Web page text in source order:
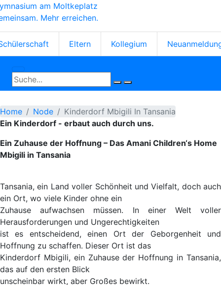
Skip
to
main
content
am Moltkeplatz
Mehr erreichen.
Eltern Kollegium
Home Node
Kinderdorf Mbigili In Tansania
Ein Kinderdorf - erbaut auch durch uns.
Ein Zuhause der Hoffnung – Das Amani Children‘s Home
Mbigili in Tansania
Tansania, ein Land voller Schönheit und Vielfalt, doch auch
ein Ort, wo viele Kinder ohne ein
Zuhause aufwachsen müssen. In einer Welt voller
Herausforderungen und Ungerechtigkeiten
ist es entscheidend, einen Ort der Geborgenheit und
Hoffnung zu schaffen. Dieser Ort ist das
Kinderdorf Mbigili, ein Zuhause der Hoffnung in Tansania,
das auf den ersten Blick
unscheinbar wirkt, aber Großes bewirkt.